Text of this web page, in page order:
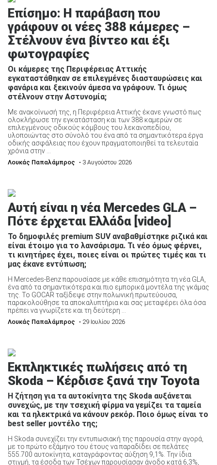
Επίσημο: Η παράβαση που
γράφουν οι νέες 388 κάμερες –
Στέλνουν ένα βίντεο και έξι
φωτογραφίες
Οι κάμερες της Περιφέρειας Αττικής
εγκαταστάθηκαν σε επιλεγμένες διασταυρώσεις και
φανάρια και ξεκινούν άμεσα να γράφουν. Τι όμως
στέλνουν στην Αστυνομία;
Με ανακοίνωσή της, η Περιφέρεια Αττικής έκανε γνωστό πως
ολοκλήρωσε την εγκατάσταση και των 388 καμερών σε
επιλεγμένους οδικούς κόμβους του λεκανοπεδίου,
υλοποιώντας στο σύνολό του ένα από τα σημαντικότερα έργα
οδικής ασφάλειας που έχουν πραγματοποιηθεί τα τελευταία
χρόνια στην ...
Λουκάς Παπαλάμπρος • 3 Αυγούστου 2026
Αυτή είναι η νέα Mercedes GLA –
Πότε έρχεται Ελλάδα [video]
Το δημοφιλές premium SUV αναβαθμίστηκε ριζικά και
είναι έτοιμο για το λανσάρισμα. Τι νέο όμως φέρνει,
τι κινητήρες έχει, ποιες είναι οι πρώτες τιμές και τι
μας έκανε εντύπωση;
Η Mercedes-Benz παρουσίασε με κάθε επισημότητα τη νέα GLA,
ένα από τα σημαντικότερα και πιο εμπορικά μοντέλα της γκάμας
της. Το GOCAR ταξίδεψε στην πολωνική πρωτεύουσα,
παρακολούθησε τα αποκαλυπτήρια και σας μεταφέρει όλα όσα
πρέπει να γνωρίζετε και τη δεύτερη ...
Λουκάς Παπαλάμπρος • 29 Ιουλίου 2026
Εκπληκτικές πωλήσεις από τη
Skoda – Κέρδισε ξανά την Toyota
Η ζήτηση για τα αυτοκίνητα της Skoda αυξάνεται
συνεχώς, με την τσεχική φίρμα να γεμίζει τα ταμεία
και τα ηλεκτρικά να κάνουν ρεκόρ. Ποιο όμως είναι το
best seller μοντέλο της;
Η Skoda συνεχίζει την εντυπωσιακή της παρουσία στην αγορά,
με το πρώτο εξάμηνο του έτους να παραδίδει σε πελάτες
555.700 αυτοκίνητα, καταγράφοντας αύξηση 9,1%. Την ίδια
στιγμή, τα έσοδα των Τσέχων παρουσίασαν άνοδο κατά 6,3%,